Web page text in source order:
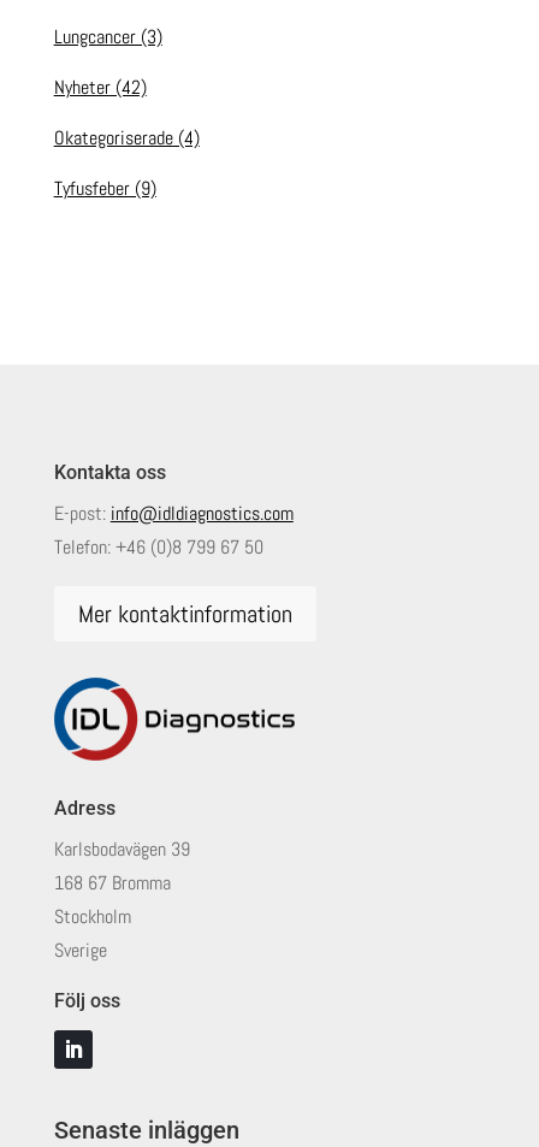
Lungcancer(3)
Nyheter(42)
Okategoriserade(4)
Tyfusfeber(9)
Kontakta oss
E-post: info@idldiagnostics.com
Telefon:+46 (0)8 799 67 50
Mer kontaktinformation
Adress
Karlsbodavägen 39
168 67 Bromma
Stockholm
Sverige
Följ oss
Senaste inläggen